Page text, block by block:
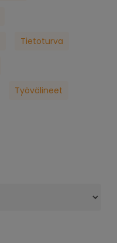
Tietoturva
Työvälineet